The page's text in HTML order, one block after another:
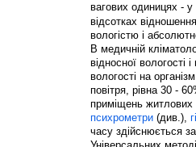
вагових одиницях -
відсотках
вологістю і
В медичній
відносної
вологості на
повітря, рівна 30 -
приміщень житлових
психрометри (див.),
часу здійснюється